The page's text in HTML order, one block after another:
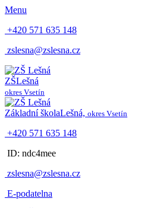
Menu
+420 571 635 148
zslesna@zslesna.cz
ZŠLešná
okres Vsetín
Základní školaLešná, okres Vsetín
+420 571 635 148
ID: ndc4mee
zslesna@zslesna.cz
E-podatelna